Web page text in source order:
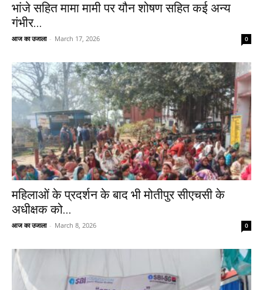
भांजे सहित मामा मामी पर यौन शोषण सहित कई अन्य
गंभीर...
आज का उजाला - March 17, 2026 0
महिलाओं के प्रदर्शन के बाद भी मोतीपुर सीएचसी के
अधीक्षक को...
आज का उजाला - March 8, 2026 0